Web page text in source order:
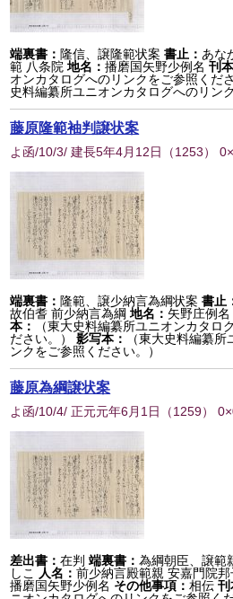
端裏書： 隆信、譲隆範状案 書止： あな
範 八条院 地名：播磨国矢野少例名 刊
オンカタログへのリンクをご参照くださ
史料編纂所ユニオンカタログへのリン
藤原隆範袖判譲状案
よ函/10/3/ 建長5年4月12日 （1253）
端裏書： 隆範、譲少納言為綱状案 書止
故伯耆 前少納言為綱 地名： 矢野庄例名
本：
（東大史料編纂所ユニオンカタロ
ださい。）
影写本：
（東大史料編纂
ンクをご参照ください。）
藤原為綱譲状案
よ函/10/4/ 正元元年6月1日 （1259）
差出書：在判 端裏書：為綱朝臣、譲範
しこ
人名：前少納言殿範親 安嘉門院邦
播磨国矢野少例名 その他事項：相伝 刊